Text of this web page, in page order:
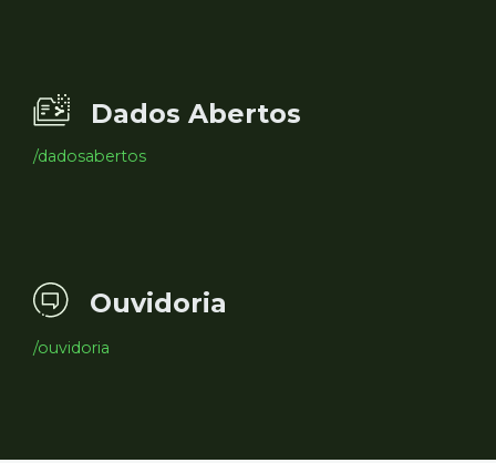
Dados Abertos
/dadosabertos
Ouvidoria
/ouvidoria